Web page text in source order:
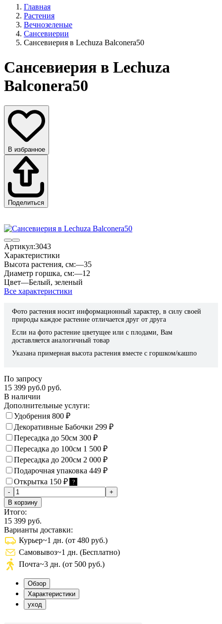
Главная
Растения
Вечнозеленые
Сансевиерии
Сансевиерия в Lechuza Balconera50
Сансевиерия в Lechuza
Balconera50
В избранное
Поделиться
Артикул:3043
Характеристики
Высота растения, см:—35
Диаметр горшка, см:—12
Цвет—Белый, зеленый
Все характеристики
Фото растения носит информационный характер, в силу своей
природы каждое растение отличается друг от друга
Если на фото растение цветущее или с плодами, Вам
доставляется аналогичный товар
Указана примерная высота растения вместе с горшком/кашпо
По запросу
15 399 руб.0 руб.
В наличии
Дополнительные услуги:
Удобрения 800 ₽
Декоративные Бабочки 299 ₽
Пересадка до 50см 300 ₽
Пересадка до 100см 1 500 ₽
Пересадка до 200см 2 000 ₽
Подарочная упаковка 449 ₽
Открытка 150 ₽ ?
-
+
В корзину
Итого:
15 399 руб.
Варианты доставки:
Курьер~1 дн. (от 480 руб.)
Самовывоз~1 дн. (Бесплатно)
Почта~3 дн. (от 500 руб.)
Обзор
Характеристики
уход